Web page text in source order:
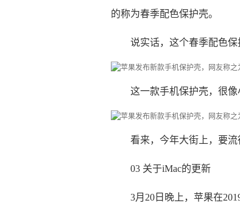
的称为春季配色保护壳。
说实话，这个春季配色保
这一款手机保护壳，很像
看来，今年大街上，要流
03 关于iMac的更新
3月20日晚上，苹果在